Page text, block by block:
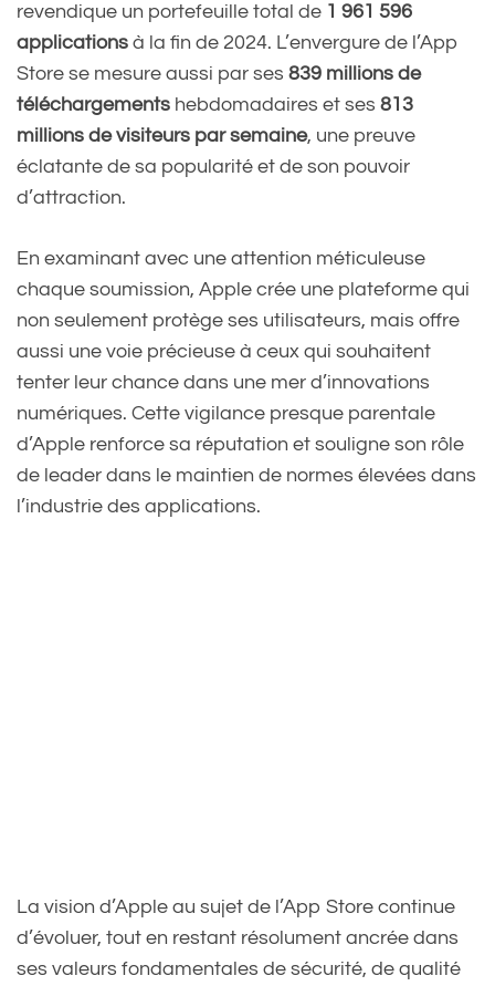
revendique un portefeuille total de 1 961 596
applications à la fin de 2024. L’envergure de l’App
Store se mesure aussi par ses 839 millions de
téléchargements hebdomadaires et ses 813
millions de visiteurs par semaine, une preuve
éclatante de sa popularité et de son pouvoir
d’attraction.
En examinant avec une attention méticuleuse
chaque soumission, Apple crée une plateforme qui
non seulement protège ses utilisateurs, mais offre
aussi une voie précieuse à ceux qui souhaitent
tenter leur chance dans une mer d’innovations
numériques. Cette vigilance presque parentale
d’Apple renforce sa réputation et souligne son rôle
de leader dans le maintien de normes élevées dans
l’industrie des applications.
La vision d’Apple au sujet de l’App Store continue
d’évoluer, tout en restant résolument ancrée dans
ses valeurs fondamentales de sécurité, de qualité